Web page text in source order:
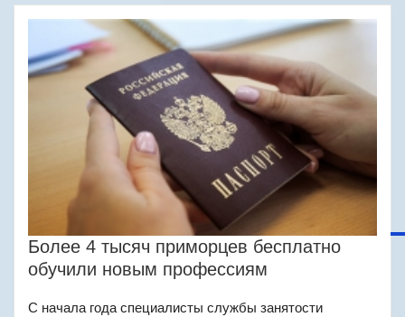
Более 4 тысяч приморцев бесплатно
обучили новым профессиям
С начала года специалисты службы занятости